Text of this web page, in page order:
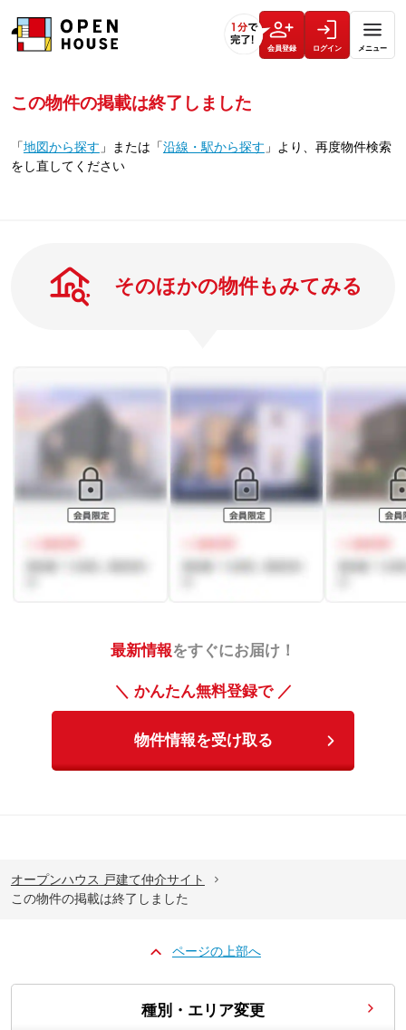
会員登録 ログイン メニュー
この物件の掲載は終了しました
「地図から探す 」 または 「沿線・駅から探す 」 より、再度物件検索
をし直してください
そのほかの物件もみてみる
最新情報をすぐにお届け！
＼ かんたん無料登録で ／
物件情報を受け取る
オープンハウス 戸建て仲介サイト
この物件の掲載は終了しました
ページの上部へ
種別・エリア変更